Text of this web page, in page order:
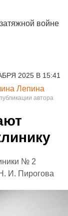
войне
2025 В 15:41
Лепина
№ 2
И. Пирогова